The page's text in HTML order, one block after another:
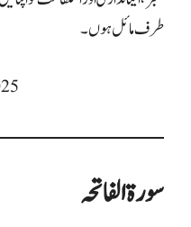
طرف مائل ہوں۔
سورۃ الفاتحہ